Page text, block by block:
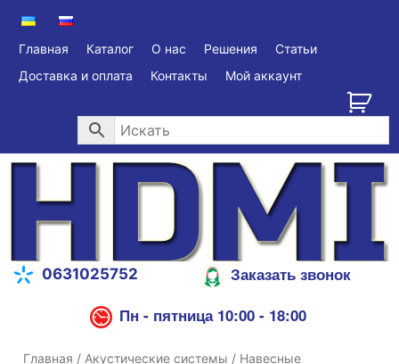
Главная Каталог О нас Решения
Статьи
Доставка и оплата
Контакты Мой аккаунт
0631025752
Заказать звонок
Пн - пятница 10:00 - 18:00
Главная / Акустические системы / Навесные